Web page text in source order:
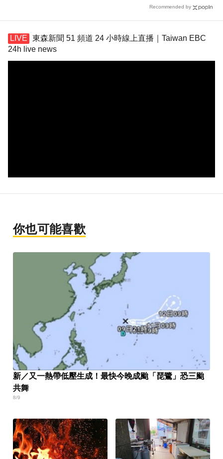
Recommended by
東森新聞 51 頻道 24 小時線上直播｜Taiwan EBC
24h live news
你也可能喜歡
新／又一熱帶低壓生成！最快今晚成颱「琵鷺」恐三颱
共舞
8/9